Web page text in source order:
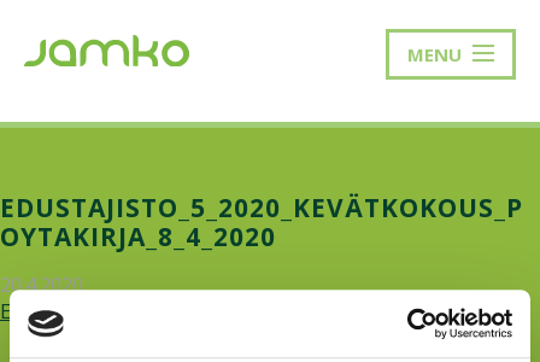
MENU
EDUSTAJISTO_5_2020_KEVÄTKOKOUS_P
OYTAKIRJA_8_4_2020
20.4.2020
Edustajisto_5_2020_kevätkokous_poytakirja_8_4_2020.pdf